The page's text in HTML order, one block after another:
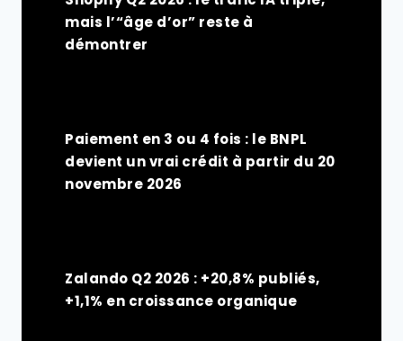
mais l’“âge d’or” reste à
démontrer
Paiement en 3 ou 4 fois : le BNPL
devient un vrai crédit à partir du 20
novembre 2026
Zalando Q2 2026 : +20,8% publiés,
+1,1% en croissance organique